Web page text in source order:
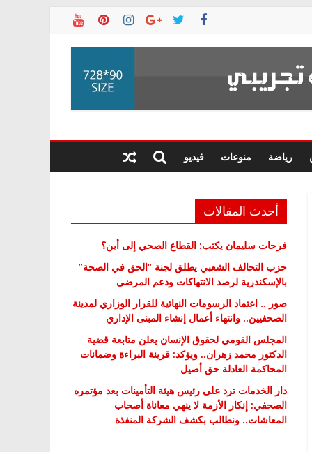
رياضة منوعات فيديو
أحدث المقالات
فرحات سليمان يكتب: القطاع الصحي إلى أين؟
حزب التحالف الشعبي يطلق لجنة “الحق في الصحة”
بالإسكندرية لرصد الانتهاكات ودعم المرضى
صور .. اعتماد الرسومات النهائية للقرار الوزاري لمدينة
الصحفيين.. وانتهاء أعمال إنشاء المبنى الإداري
المجلس القومي لحقوق الإنسان يعلن متابعة قضية
الدكتور محمد زهران.. ويؤكد: قرينة البراءة وضمانات
المحاكمة العادلة حق أصيل
دار الخدمات ترد على رئيس هيئة التأمينات بعد مؤتمره
الصحفي: إنكار الأزمة لا ينهي معاناة أصحاب
المعاشات.. ونطالب بكشف الشركة المنفذة